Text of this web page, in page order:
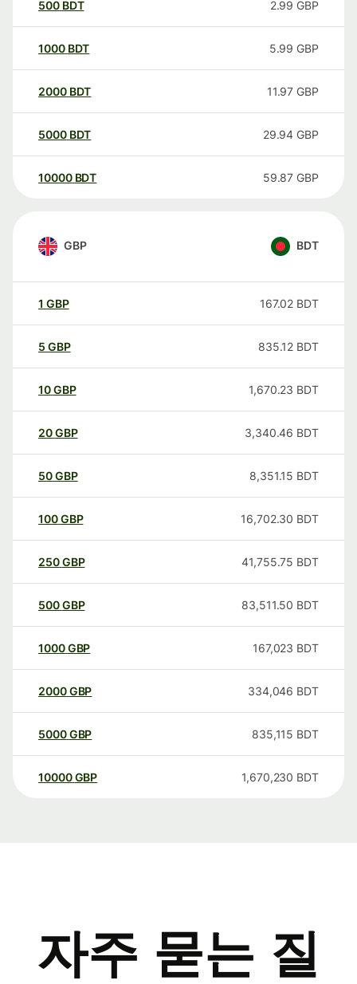
500 BDT 2.99 GBP
1000 BDT 5.99 GBP
2000 BDT 11.97 GBP
5000 BDT 29.94 GBP
10000 BDT 59.87 GBP
GBP BDT
1 GBP 167.02 BDT
5 GBP 835.12 BDT
10GBP 1,670.23 BDT
20GBP 3,340.46 BDT
50GBP 8,351.15 BDT
100GBP 16,702.30 BDT
250GBP 41,755.75 BDT
500GBP 83,511.50 BDT
1000GBP 167,023 BDT
2000GBP 334,046 BDT
5000GBP 835,115 BDT
10000 GBP 1,670,230 BDT
자주 묻는 질